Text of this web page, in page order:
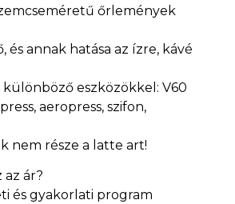
őrlemények
és annak hatása az ízre, kávé
különböző eszközökkel: V60
aeropress, szifon,
nem része a latte art!
az ár?
és gyakorlati program